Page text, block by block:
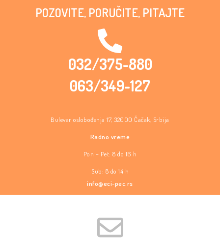
POZOVITE, PORUČITE, PITAJTE
032/375-880
063/349-127
Bulevar oslobođenja 17, 32000 Čačak, Srbija
Radno vreme
Pon – Pet: 8 do 16 h
Sub: 8 do 14 h
info@eci-pec.rs